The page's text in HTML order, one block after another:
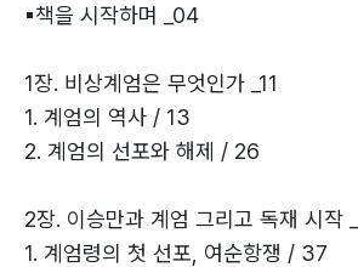
▪책을 시작하며 _04
1장. 비상계엄은 무엇인가 _11
1. 계엄의 역사 / 13
2. 계엄의 선포와 해제 / 26
2장. 이승만과 계엄 그리고 독재 시작
1. 계엄령의 첫 선포, 여순항쟁 / 37